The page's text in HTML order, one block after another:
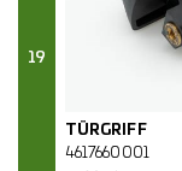
19
TÜRGRIFF
4617660001